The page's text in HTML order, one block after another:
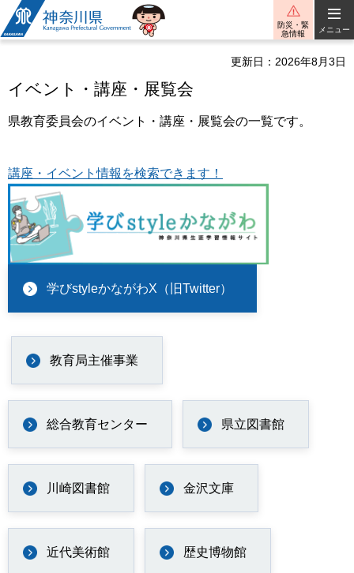
神奈川県
防災・緊
急情報
メニュー
更新日：2026年8月3日
イベント・講座・展覧会
県教育委員会のイベント・講座・展覧会の一覧です。
講座・イベント情報を検索できます！
学びstyleかながわX（旧Twitter）
教育局主催事業
総合教育センター 県立図書館
川崎図書館 金沢文庫
近代美術館 歴史博物館